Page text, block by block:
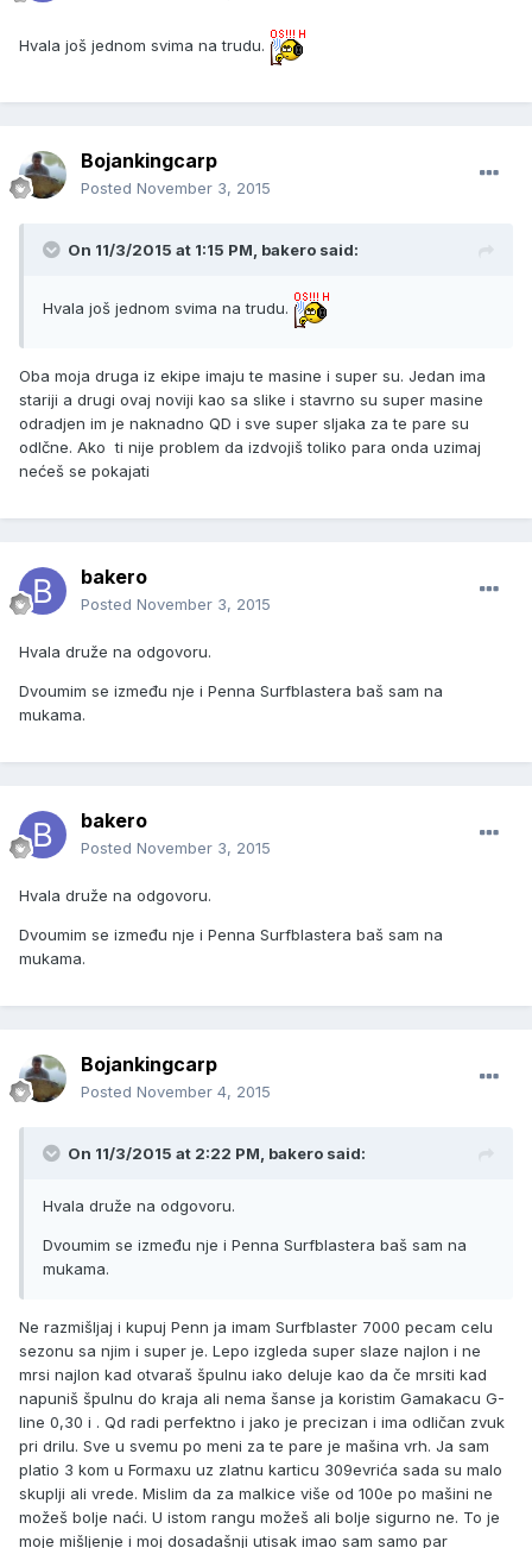
Hvala još jednom svima na trudu.
Bojankingcarp
Posted November 3, 2015
On 11/3/2015 at 1:15 PM, bakero said:
Hvala još jednom svima na trudu.
Oba moja druga iz ekipe imaju te masine i super su. Jedan ima
stariji a drugi ovaj noviji kao sa slike i stavrno su super masine
odradjen im je naknadno QD i sve super sljaka za te pare su
odlčne. Ako ti nije problem da izdvojiš toliko para onda uzimaj
nećeš se pokajati
bakero
Posted November 3, 2015
Hvala druže na odgovoru.
Dvoumim se između nje i Penna Surfblastera baš sam na
mukama.
bakero
Posted November 3, 2015
Hvala druže na odgovoru.
Dvoumim se između nje i Penna Surfblastera baš sam na
mukama.
Bojankingcarp
Posted November 4, 2015
On 11/3/2015 at 2:22 PM, bakero said:
Hvala druže na odgovoru.
Dvoumim se između nje i Penna Surfblastera baš sam na
mukama.
Ne razmišljaj i kupuj Penn ja imam Surfblaster 7000 pecam celu
sezonu sa njim i super je. Lepo izgleda super slaze najlon i ne
mrsi najlon kad otvaraš špulnu iako deluje kao da če mrsiti kad
napuniš špulnu do kraja ali nema šanse ja koristim Gamakacu G-
line 0,30 i . Qd radi perfektno i jako je precizan i ima odličan zvuk
pri drilu. Sve u svemu po meni za te pare je mašina vrh. Ja sam
platio 3 kom u Formaxu uz zlatnu karticu 309evrića sada su malo
skuplji ali vrede. Mislim da za malkice više od 100e po mašini ne
možeš bolje naći. U istom rangu možeš ali bolje sigurno ne. To je
moje mišljenje i moj dosadašnji utisak imao sam samo par